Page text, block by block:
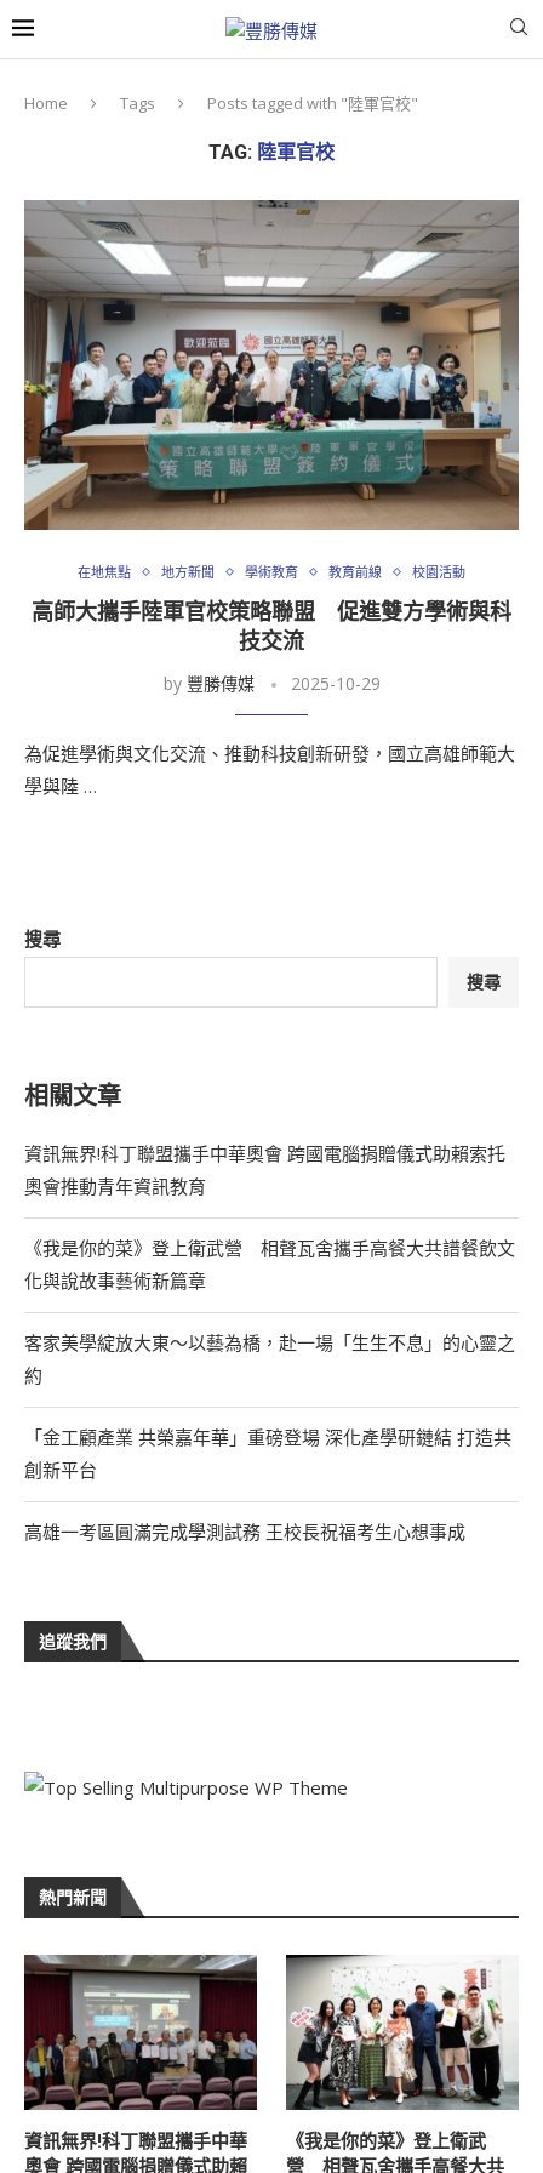
Home Tags Posts tagged with "陸軍官校"
TAG: 陸軍官校
在地焦點 地方新聞 學術教育 教育前線 校園活動
高師大攜手陸軍官校策略聯盟 促進雙方學術與科
技交流
by 豐勝傳媒 2025-10-29
為促進學術與文化交流、推動科技創新研發，國立高雄師範大
學與陸 …
搜尋
搜尋
相關文章
資訊無界!科丁聯盟攜手中華奧會 跨國電腦捐贈儀式助賴索托
奧會推動青年資訊教育
《我是你的菜》登上衛武營 相聲瓦舍攜手高餐大共譜餐飲文
化與說故事藝術新篇章
客家美學綻放大東～以藝為橋，赴一場「生生不息」的心靈之
約
「金工顧產業 共榮嘉年華」重磅登場 深化產學研鏈結 打造共
創新平台
高雄一考區圓滿完成學測試務 王校長祝福考生心想事成
追蹤我們
熱門新聞
資訊無界!科丁聯盟攜手中華
奧會 跨國電腦捐贈儀式助賴
《我是你的菜》登上衛武
營 相聲瓦舍攜手高餐大共